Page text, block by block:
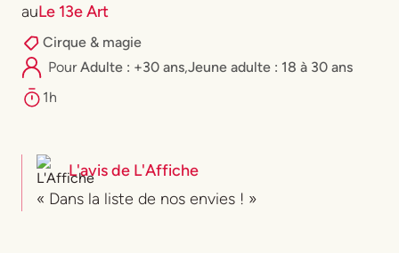
auLe 13e Art
Cirque & magie
PourAdulte : +30 ans,⁠Jeune adulte : 18 à 30 ans
1h
L'avis de L'Affiche
« Dans la liste de nos envies ! »